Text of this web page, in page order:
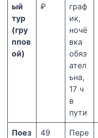
ый
тур
(гру
ппов
ой)
₽
граф
ик,
ночё
вка
обяз
ател
ьна,
17 ч
в
пути
Поез
49
Пере